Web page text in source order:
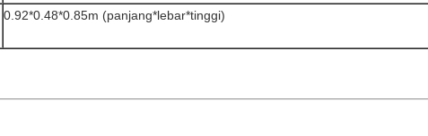
0.92*0.48*0.85m (panjang*lebar*tinggi)